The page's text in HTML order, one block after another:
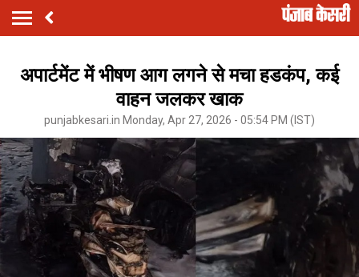
अपार्टमेंट में भीषण आग लगने से मचा हडकंप, कई
वाहन जलकर खाक
punjabkesari.in Monday, Apr 27, 2026 - 05:54 PM (IST)